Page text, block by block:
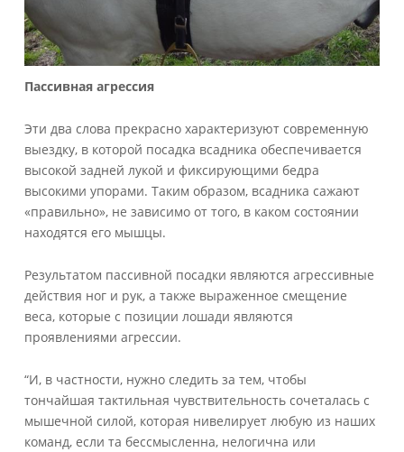
Пассивная агрессия
Эти два слова прекрасно характеризуют современную
выездку, в которой посадка всадника обеспечивается
высокой задней лукой и фиксирующими бедра
высокими упорами. Таким образом, всадника сажают
«правильно», не зависимо от того, в каком состоянии
находятся его мышцы.
Результатом пассивной посадки являются агрессивные
действия ног и рук, а также выраженное смещение
веса, которые с позиции лошади являются
проявлениями агрессии.
“И, в частности, нужно следить за тем, чтобы
тончайшая тактильная чувствительность сочеталась с
мышечной силой, которая нивелирует любую из наших
команд, если та бессмысленна, нелогична или